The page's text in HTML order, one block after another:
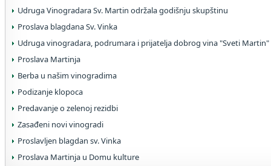
Udruga Vinogradara Sv. Martin održala godišnju skupštinu
Proslava blagdana Sv. Vinka
Udruga vinogradara, podrumara i prijatelja dobrog vina "Sveti Martin"
Proslava Martinja
Berba u našim vinogradima
Podizanje klopoca
Predavanje o zelenoj rezidbi
Zasađeni novi vinogradi
Proslavljen blagdan sv. Vinka
Proslava Martinja u Domu kulture